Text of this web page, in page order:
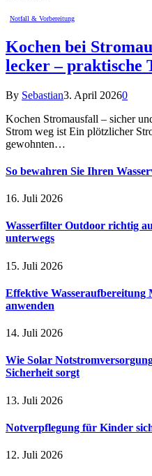
Notfall & Vorbereitung
Kochen bei
lecker – praktische
By Sebastian3. April 20260
Kochen Stromausfall – sicher
Strom weg ist Ein plötzlicher
gewohnten…
So bewahren Sie Ihren
16. Juli 2026
Wasserfilter Outdoor richtig
unterwegs
15. Juli 2026
Effektive
anwenden
14. Juli 2026
Wie Solar
Sicherheit sorgt
13. Juli 2026
Notverpflegung für Kinder
12. Juli 2026